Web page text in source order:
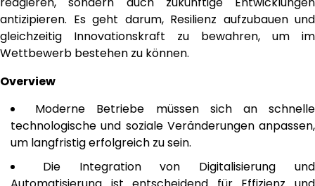
antizipieren. Es geht darum, Resilienz aufzubauen und
gleichzeitig Innovationskraft zu bewahren, um im
Wettbewerb bestehen zu können.
Overview
Moderne Betriebe müssen sich an schnelle
technologische und soziale Veränderungen anpassen,
um langfristig erfolgreich zu sein.
Die Integration von Digitalisierung und